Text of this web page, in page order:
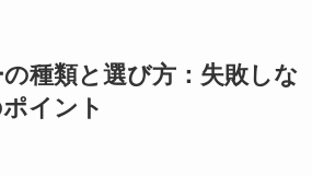
種類と選び方：失敗しな
イント